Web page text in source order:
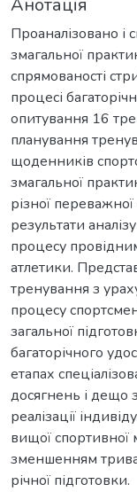
Анотація
Проаналізовано і
змагальної
спрямованості
процесі
опитування 16
планування
щоденників
змагальної
різної
результати
процесу
атлетики.
тренування з
процесу
загальної
багаторічного
етапах
досягнень і дещо
реалізації
вищої спортивної
зменшенням
річної підготовки.